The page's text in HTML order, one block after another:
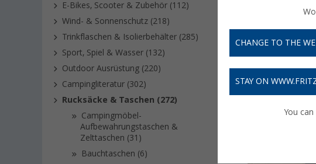
E-Bikes, Scooter & Zubehör (112)
Wind- & Sonnenschutz (218)
Trinkflaschen & Isolierbehälter (285)
Sport, Spiel & Wasser (132)
Outdoor Ausrüstung (220)
Campingliteratur (302)
Rucksäcke & Taschen (272)
Campingmöbel-
Aufbewahrungstaschen &
Zelttaschen (31)
Bauchtaschen (6)
Ob Camping,
griffbereit und gut
& Co. für unterwegs.
CHANGE TO THE
STAY ON
You